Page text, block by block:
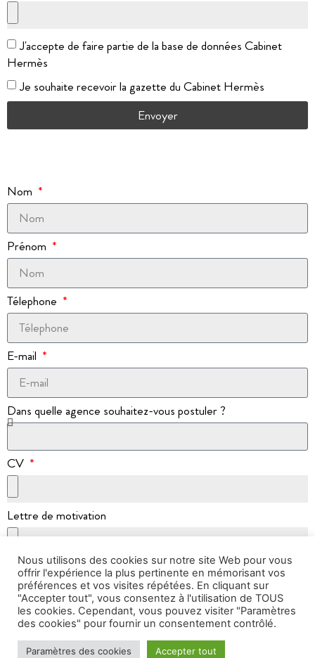
Nous utilisons des cookies sur notre site Web pour vous
offrir l'expérience la plus pertinente en mémorisant vos
préférences et vos visites répétées. En cliquant sur
"Accepter tout", vous consentez à l'utilisation de TOUS
les cookies. Cependant, vous pouvez visiter "Paramètres
des cookies" pour fournir un consentement contrôlé.
Paramètres des cookies Accepter tout
J'accepte de faire partie de la base de données Cabinet
Hermès
Je souhaite recevoir la gazette du Cabinet Hermès
Envoyer
Nom
Prénom
Télephone
E-mail
Dans quelle agence souhaitez-vous postuler ?
CV
Lettre de motivation
J'accepte de faire partie de la base de données Cabinet
Hermès
Je souhaite recevoir la gazette du Cabinet Hermès
Envoyer